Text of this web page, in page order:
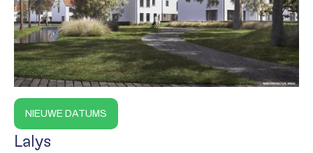
NIEUWE DATUMS
Lalys